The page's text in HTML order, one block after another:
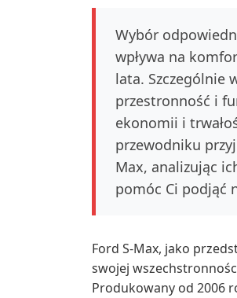
Wybór
wpływa na
lata. Szczególnie
przestronność i
ekonomii i
przewodniku
Max, analizując
pomóc Ci podjąć
Ford S-Max, jako
swojej
Produkowany od 2006